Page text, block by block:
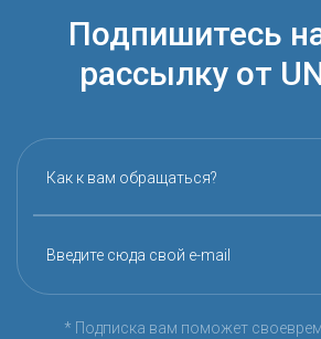
Подпишитесь
рассылку от
Как к вам обращаться?
Введите сюда свой e-mail
* Подписка вам поможет